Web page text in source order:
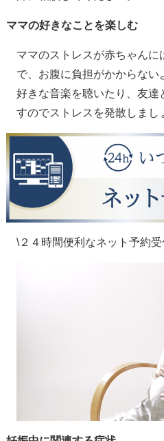
ママの好きなことを楽しむ
ママのストレスが赤ちゃん
で、お腹に負担がかからない
好きな音楽を聴いたり、友
すのでストレスを発散しまし
\２４時間便利なネット予約